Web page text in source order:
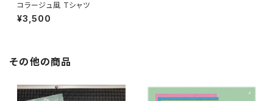
コラージュ風 Tシャツ
¥3,500
その他の商品